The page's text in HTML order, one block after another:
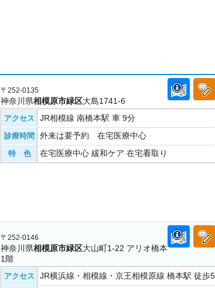
〒252-0135
神奈川県相模原市緑区大島1741-6
アクセス JR相模線 南橋本駅 車 9分
診療時間 外来は要予約 在宅医療中心
特 色 在宅医療中心 緩和ケア 在宅看取り
〒252-0146
神奈川県相模原市緑区大山町1-22 アリオ橋本
1階
アクセス JR横浜線・相模線・京王相模原線 橋本駅 徒歩